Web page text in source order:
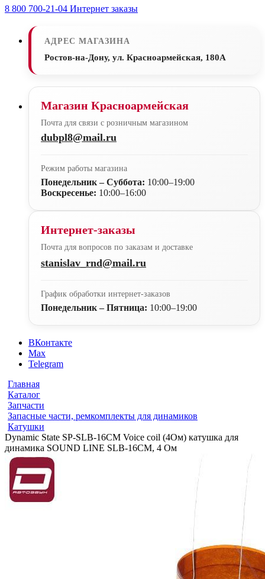
8 800 700-21-04 Интернет заказы
АДРЕС МАГАЗИНА
Ростов-на-Дону, ул. Красноармейская, 180А
Магазин Красноармейская
Почта для связи с розничным магазином
dubpl8@mail.ru
Режим работы магазина
Понедельник – Суббота: 10:00–19:00
Воскресенье: 10:00–16:00
Интернет-заказы
Почта для вопросов по заказам и доставке
stanislav_rnd@mail.ru
График обработки интернет-заказов
Понедельник – Пятница: 10:00–19:00
ВКонтакте
Max
Telegram
Главная
Каталог
Запчасти
Запасные части, ремкомплекты для динамиков
Катушки
Dynamic State SP-SLB-16CM Voice coil (4Ом) катушка для
динамика SOUND LINE SLB-16CM, 4 Ом